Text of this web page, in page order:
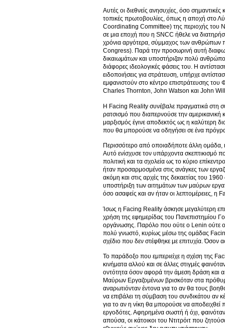
Αυτές οι διεθνείς ανησυχίες, όσο
τοπικές πρωτοβουλίες, όπως η αποχή στο
Coordinating Committee) της περιοχής του
σε μια εποχή που η SNCC ήθελε να
χρόνια αργότερα, σύμμαχος των ανθρώπων
Congress). Παρά την προσωρινή αυτή
δικαιωμάτων και υποστήριζαν πολύ
διάφορες ιδεολογικές φάσεις του. Η
ειδοποιήσεις για στράτευση, υπήρχε
εμφανιστούν στο κέντρο επιστράτευσης
Charles Thornton, John Watson και John
Η Facing Reality συνέβαλε πραγματικά στη
ρατσισμό που διαπερνούσε την αμερικανική
μαρξισμός έγινε αποδεκτός ως η καλύτερη
που θα μπορούσε να οδηγήσει σε ένα
Περισσότερο από οποιαδήποτε άλλη ομάδα,
Αυτό ενίσχυσε τον υπάρχοντα σκεπτικισμό
πολιτική και τα σχολεία ως το κύριο
ήταν προσαρμοσμένα στις ανάγκες των
ακόμη και στις αρχές της δεκαετίας του
υποστήριξη των αιτημάτων των μαύρων
όσο ασαφείς και αν ήταν οι λεπτομέρειες,
Ίσως η Facing Reality άσκησε μεγαλύτερη
χρήση της εφημερίδας του Πανεπιστημίου
οργάνωσης. Παρόλο που ούτε ο Lenin ούτε ο
πολύ γνωστό, κυρίως μέσω της ομάδας
σχέδιο που δεν στέφθηκε με επιτυχία.
Το παράδοξο που εμπεριείχε η σχέση της
κινήματα αλλού και σε άλλες στιγμές
οντότητα όσον αφορά την άμεση δράση και
Μαύρων Εργαζομένων βρισκόταν στα
αναρωτιόνταν έντονα για το αν θα τους
να επιβάλει τη σύμβαση του συνδικάτου αν
για το αν η νίκη θα μπορούσε να
εργοδότες. Αφηρημένα σωστή ή όχι,
απούσα, οι κάτοικοι του Ντιτρόιτ που